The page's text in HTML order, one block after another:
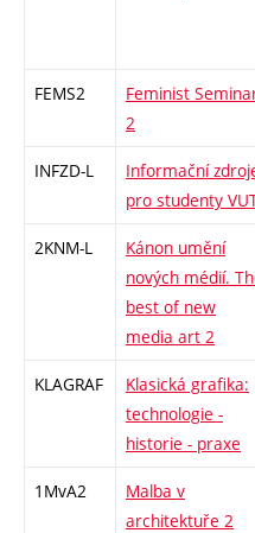
FEMS2
Feminist
2
INFZD-L
Informační
pro studenty
2KNM-L
Kánon umění
nových médií.
best of new
media art 2
KLAGRAF
Klasická grafika:
technologie -
historie - praxe
1MvA2
Malba v
architektuře 2